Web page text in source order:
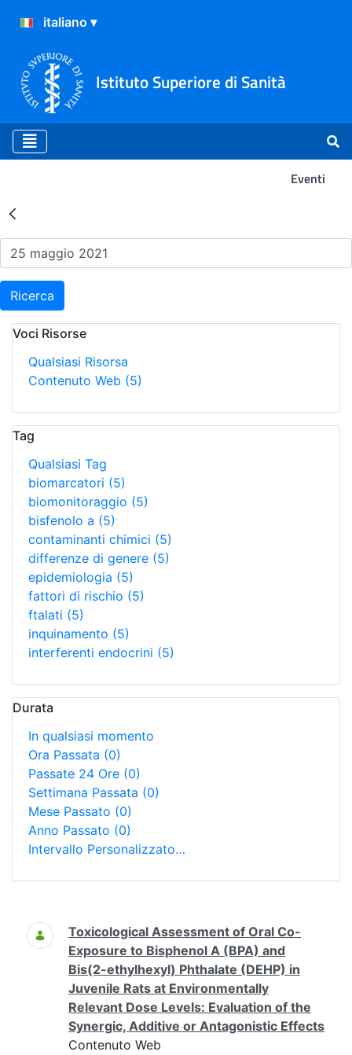
Istituto Superiore di Sanità
Eventi
Risultati della Ricerca -
Ricerca
Voci Risorse
Qualsiasi Risorsa
Contenuto Web (5)
Tag
Qualsiasi Tag
biomarcatori (5)
biomonitoraggio (5)
bisfenolo a (5)
contaminanti chimici (5)
differenze di genere (5)
epidemiologia (5)
fattori di rischio (5)
ftalati (5)
inquinamento (5)
interferenti endocrini (5)
Durata
In qualsiasi momento
Ora Passata (0)
Passate 24 Ore (0)
Settimana Passata (0)
Mese Passato (0)
Anno Passato (0)
Intervallo Personalizzato…
Ricerca
Toxicological Assessment of Oral Co-
Exposure to Bisphenol A (BPA) and
Bis(2-ethylhexyl) Phthalate (DEHP) in
Juvenile Rats at Environmentally
Relevant Dose Levels: Evaluation of the
Synergic, Additive or Antagonistic Effects
Contenuto Web